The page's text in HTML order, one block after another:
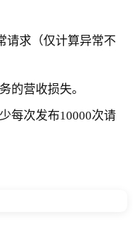
请求（仅计算异常不
的营收损失。
每次发布10000次请